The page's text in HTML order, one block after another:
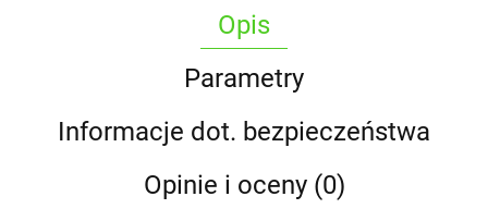
Opis
Parametry
Informacje dot. bezpieczeństwa
Opinie i oceny (0)